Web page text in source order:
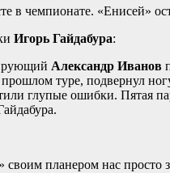
в чемпионате. «Енисей»
Игорь Гайдабура:
Александр Иванов
туре, подвернул
глупые ошибки. Пятая
планером нас просто